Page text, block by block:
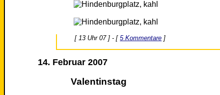
[ 13 Uhr 07 ] - [5 Kommentare ]
14. Februar 2007
Valentinstag